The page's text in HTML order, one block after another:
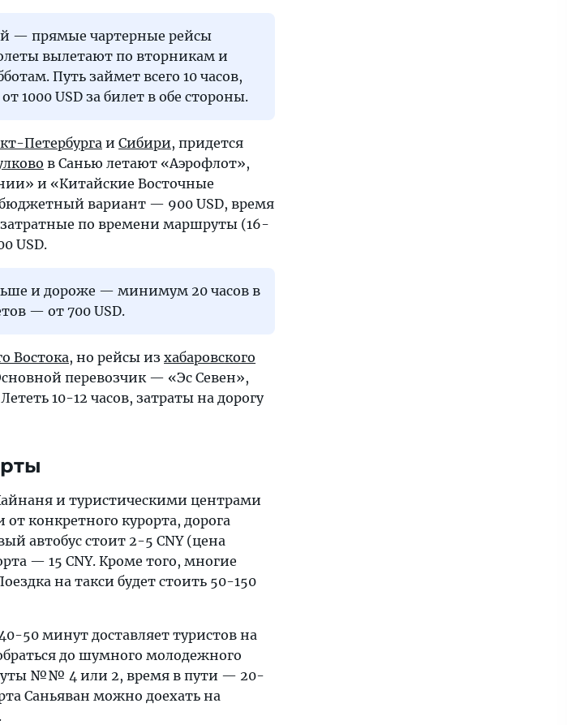
— прямые чартерные рейсы
вылетают по вторникам и
Путь займет всего 10 часов,
1000 USD за билет в обе стороны.
Петербургаи Сибири, придется
в Санью летают «Аэрофлот»,
и «Китайские Восточные
вариант — 900 USD, время
по времени маршруты (16-
USD.
и дороже — минимум 20 часов в
— от 700 USD.
Востока, но рейсы из хабаровского
перевозчик — «Эс Севен»,
10-12 часов, затраты на дорогу
и туристическими центрами
конкретного курорта, дорога
автобус стоит 2-5 CNY (цена
— 15 CNY. Кроме того, многие
на такси будет стоить 50-150
50 минут доставляет туристов на
до шумного молодежного
№№ 4 или 2, время в пути — 20-
Саньяван можно доехать на